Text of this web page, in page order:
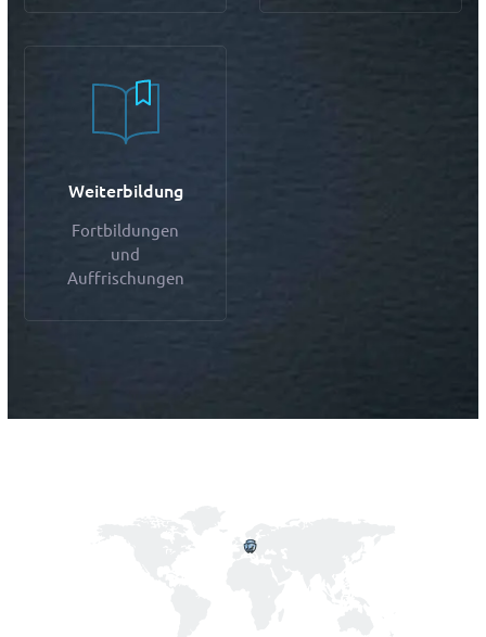
Weiterbildung
Fortbildungen
und
Auffrischungen